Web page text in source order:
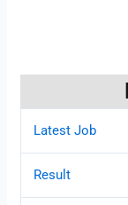
Latest Job
Result